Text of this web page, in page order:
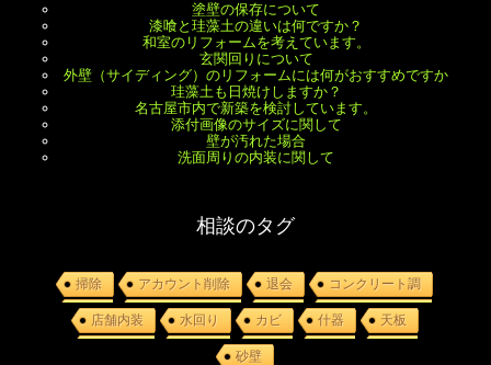
塗壁の保存について
漆喰と珪藻土の違いは何ですか？
和室のリフォームを考えています。
玄関回りについて
外壁（サイディング）のリフォームには何がおすすめですか
珪藻土も日焼けしますか？
名古屋市内で新築を検討しています。
添付画像のサイズに関して
壁が汚れた場合
洗面周りの内装に関して
相談のタグ
掃除 アカウント削除 退会 コンクリート調
店舗内装 水回り カビ 什器 天板
砂壁